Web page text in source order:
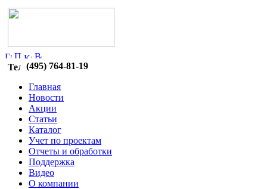
(495) 764-81-19
Главная
Новости
Акции
Статьи
Каталог
Учет по проектам
Отчеты и обработки
Поддержка
Видео
О компании